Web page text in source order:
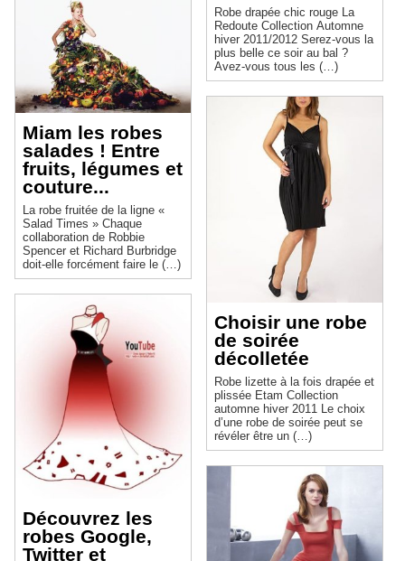
Miam les robes
salades ! Entre
fruits, légumes et
couture...
La robe fruitée de la ligne «
Salad Times » Chaque
collaboration de Robbie
Spencer et Richard Burbridge
doit-elle forcément faire le (…)
Découvrez les
robes Google,
Twitter et
Robe drapée chic rouge La
Redoute Collection Automne
hiver 2011/2012 Serez-vous la
plus belle ce soir au bal ?
Avez-vous tous les (…)
Choisir une robe
de soirée
décolletée
Robe lizette à la fois drapée et
plissée Etam Collection
automne hiver 2011 Le choix
d’une robe de soirée peut se
révéler être un (…)